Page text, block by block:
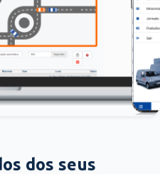
dos seus